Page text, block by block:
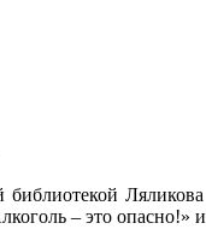
– это опасно!»